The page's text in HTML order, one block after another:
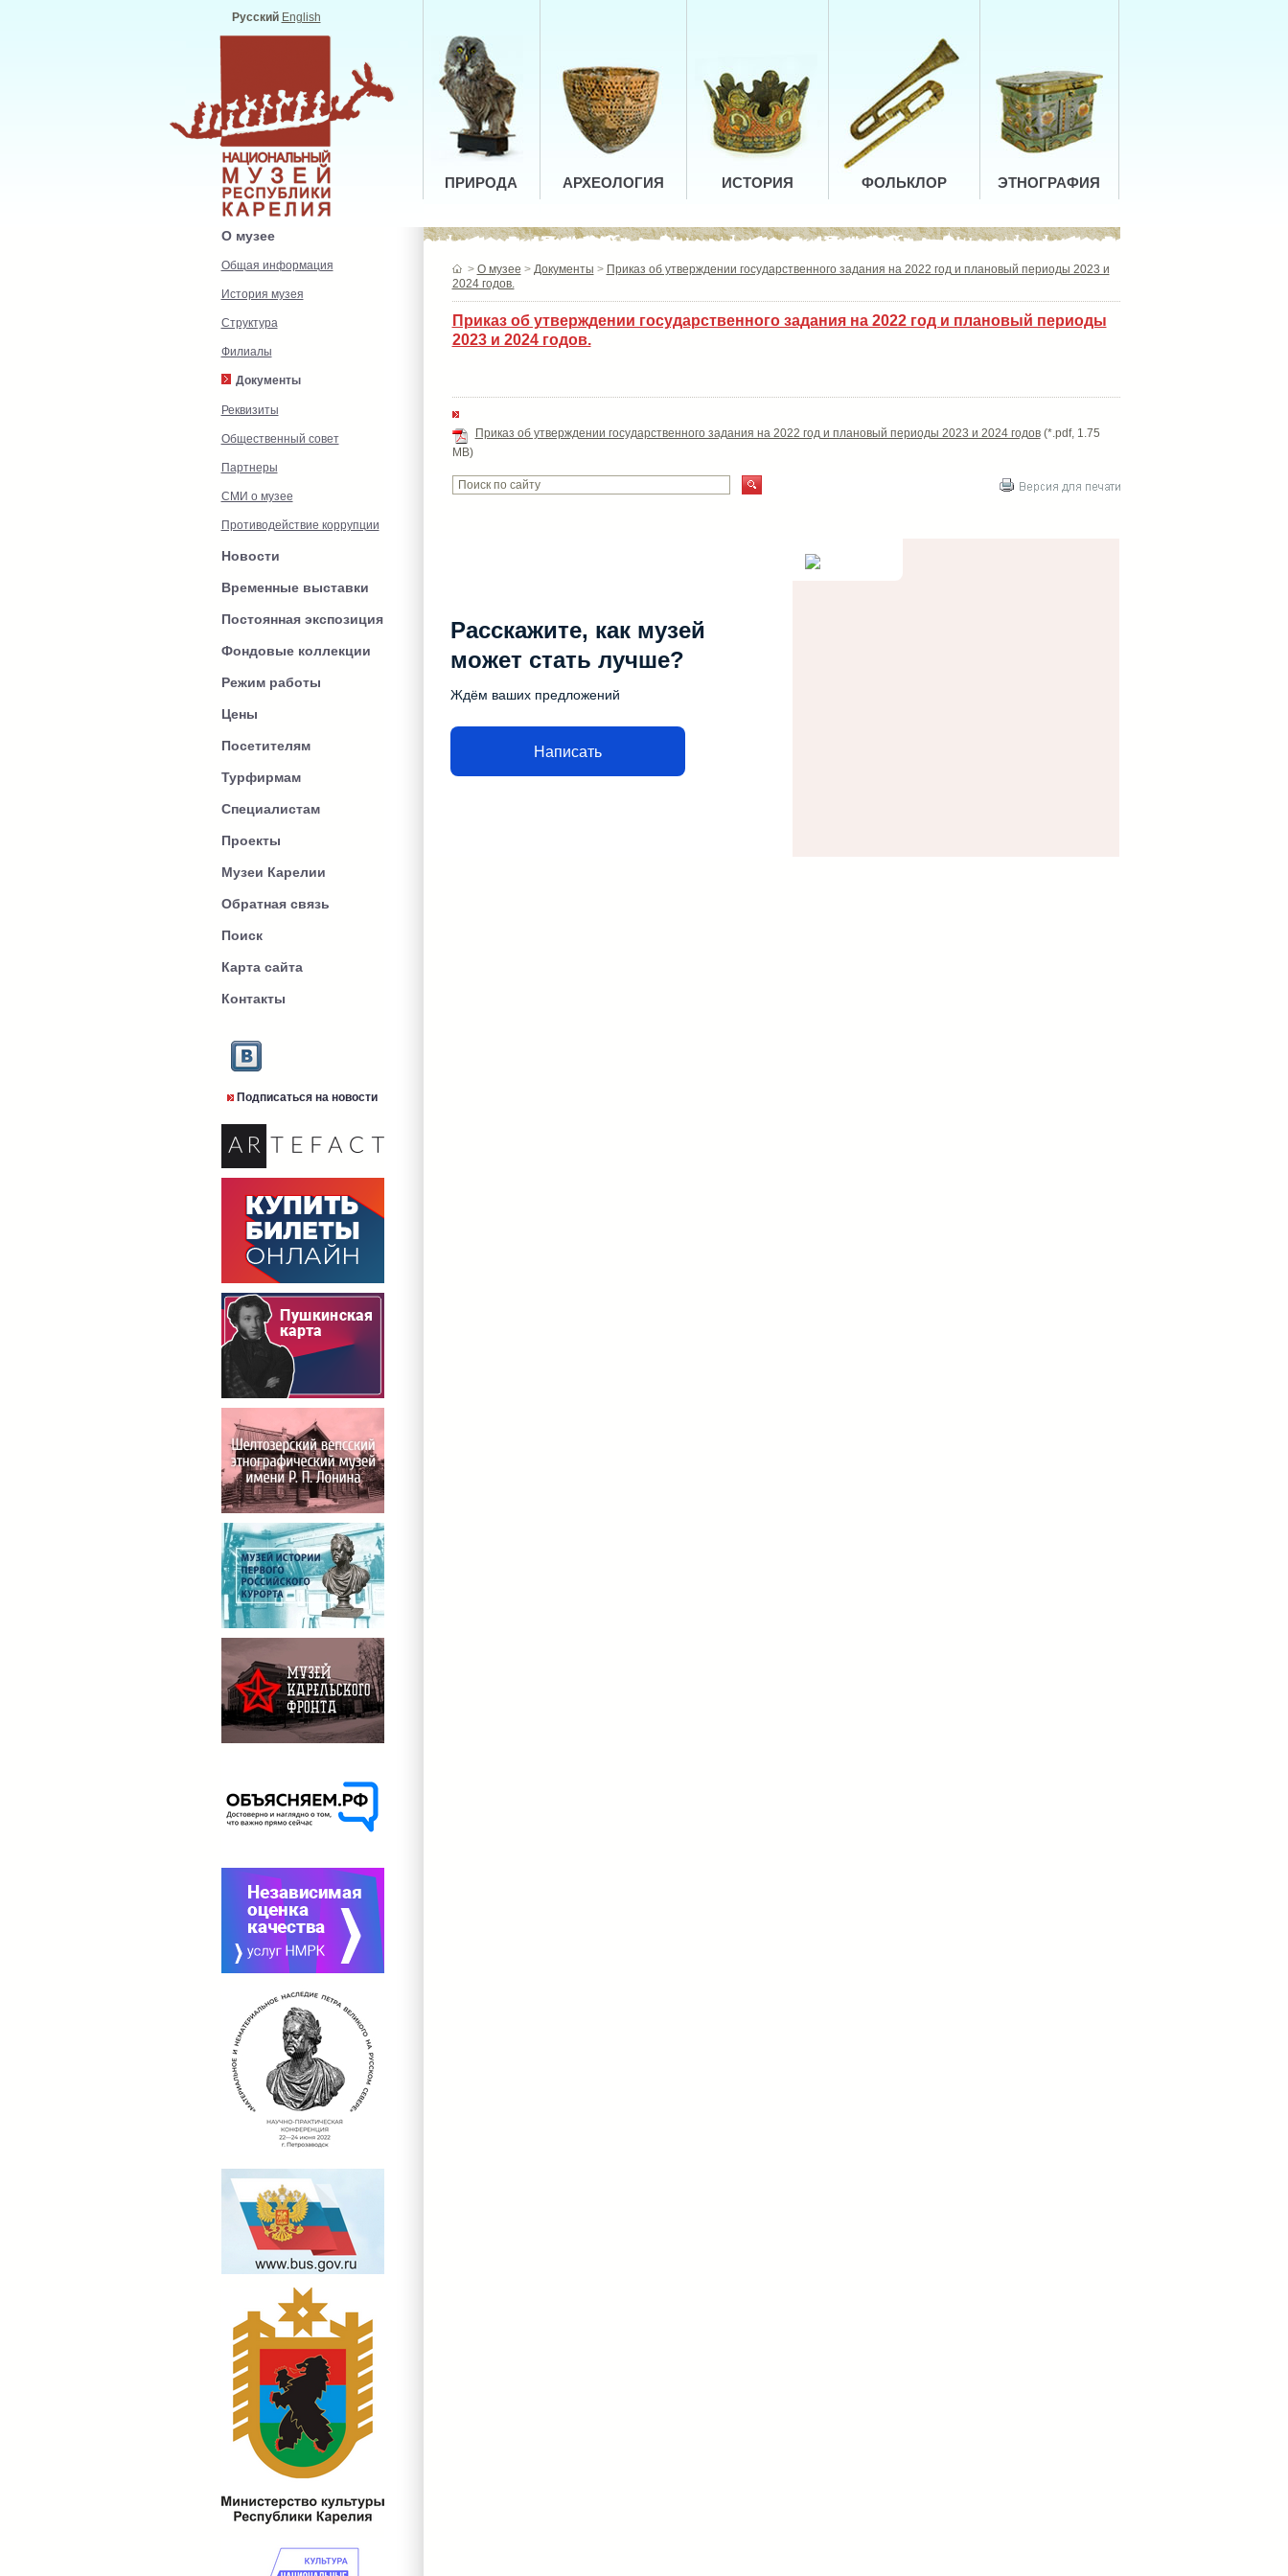
Русский English
ПРИРОДА АРХЕОЛОГИЯ ИСТОРИЯ ФОЛЬКЛОР ЭТНОГРАФИЯ
О музее
Общая информация
История музея
Структура
Филиалы
Документы
Реквизиты
Общественный совет
Партнеры
СМИ о музее
Противодействие коррупции
Новости
Временные выставки
Постоянная экспозиция
Фондовые коллекции
Режим работы
Цены
Посетителям
Турфирмам
Специалистам
Проекты
Музеи Карелии
Обратная связь
Поиск
Карта сайта
Контакты
Подписаться на новости
> О музее > Документы > Приказ об утверждении государственного задания на 2022 год и плановый периоды 2023 и
2024 годов.
Приказ об утверждении государственного задания на 2022 год и плановый периоды
2023 и 2024 годов.
Приказ об утверждении государственного задания на 2022 год и плановый периоды 2023 и 2024 годов(*.pdf, 1.75
MB)
Расскажите, как музей
может стать лучше?
Ждём ваших предложений
Написать